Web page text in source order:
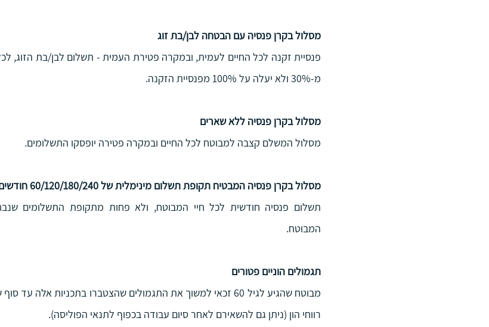
מסלול בקרן פנסיה עם הבטחה לבן/בת זוג
מ-30% ולא יעלה על 100% מפנסיית הזקנה.
מסלול בקרן פנסיה ללא שארים
מסלול המשלם קצבה למבוטח לכל החיים ובמקרה פטירה יופסקו התשלומים.
מסלול בקרן פנסיה המבטיח תקופת תשלום מינימלית של 60/120/180/240 חודשים
המבוטח.
תגמולים הוניים פטורים
רווחי הון (ניתן גם להשאירם לאחר סיום עבודה בכפוף לתנאי הפוליסה).